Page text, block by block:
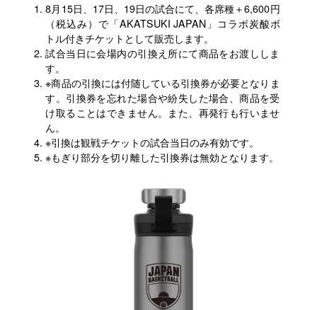
8月15日、17日、19日の試合にて、各席種＋6,600円
（税込み）で「AKATSUKI JAPAN」コラボ炭酸ボ
トル付きチケットとして販売します。
試合当日に会場内の引換え所にて商品をお渡ししま
す。
※商品の引換には付随している引換券が必要となりま
す。引換券を忘れた場合や紛失した場合、商品を受
け取ることはできません。また、再発行も行いませ
ん。
※引換は観戦チケットの試合当日のみ有効です。
※もぎり部分を切り離した引換券は無効となります。